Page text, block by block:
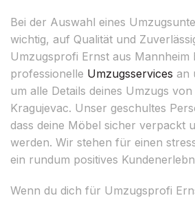
Bei der Auswahl eines
wichtig, auf Qualität und
Umzugsprofi Ernst aus Mannheim
professionelle Umzugsservices an
um alle Details deines Umzugs
Kragujevac. Unser geschultes
dass deine Möbel sicher verpackt
werden. Wir stehen für einen
ein rundum positives
Wenn du dich für Umzugsprofi